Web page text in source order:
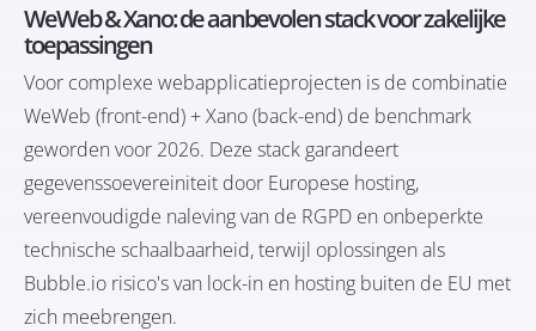
WeWeb & Xano: de aanbevolen stack voor zakelijke
toepassingen
Voor complexe webapplicatieprojecten is de combinatie
WeWeb (front-end) + Xano (back-end) de benchmark
geworden voor 2026. Deze stack garandeert
gegevenssoevereiniteit door Europese hosting,
vereenvoudigde naleving van de RGPD en onbeperkte
technische schaalbaarheid, terwijl oplossingen als
Bubble.io risico's van lock-in en hosting buiten de EU met
zich meebrengen.